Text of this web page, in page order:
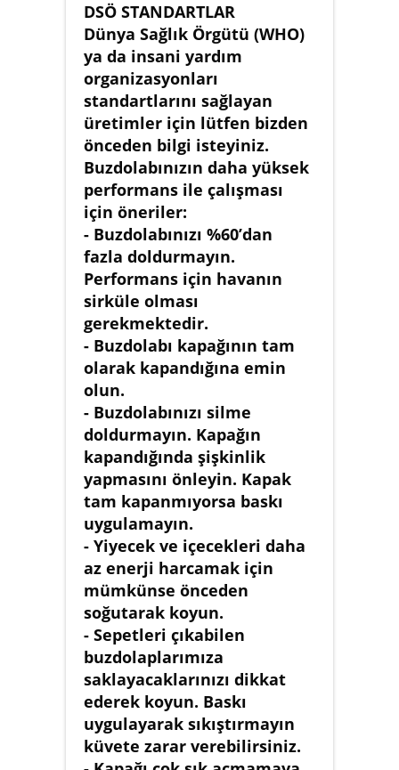
DSÖ STANDARTLAR
Dünya Sağlık Örgütü (WHO)
ya da insani yardım
organizasyonları
standartlarını sağlayan
üretimler için lütfen bizden
önceden bilgi isteyiniz.
Buzdolabınızın daha yüksek
performans ile çalışması
için öneriler:
- Buzdolabınızı %60’dan
fazla doldurmayın.
Performans için havanın
sirküle olması
gerekmektedir.
- Buzdolabı kapağının tam
olarak kapandığına emin
olun.
- Buzdolabınızı silme
doldurmayın. Kapağın
kapandığında şişkinlik
yapmasını önleyin. Kapak
tam kapanmıyorsa baskı
uygulamayın.
- Yiyecek ve içecekleri daha
az enerji harcamak için
mümkünse önceden
soğutarak koyun.
- Sepetleri çıkabilen
buzdolaplarımıza
saklayacaklarınızı dikkat
ederek koyun. Baskı
uygulayarak sıkıştırmayın
küvete zarar verebilirsiniz.